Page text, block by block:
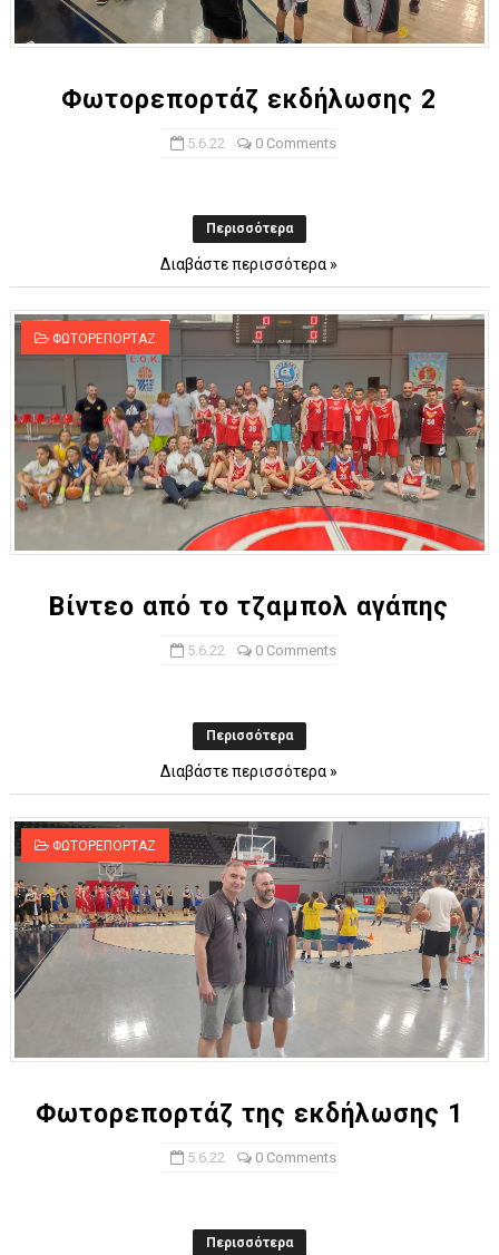
Φωτορεπορτάζ εκδήλωσης 2
5.6.22 0 Comments
Περισσότερα
Διαβάστε περισσότερα »
ΦΩΤΟΡΕΠΟΡΤΑΖ
Βίντεο από το τζαμπολ αγάπης
5.6.22 0 Comments
Περισσότερα
Διαβάστε περισσότερα »
ΦΩΤΟΡΕΠΟΡΤΑΖ
Φωτορεπορτάζ της εκδήλωσης 1
5.6.22 0 Comments
Περισσότερα